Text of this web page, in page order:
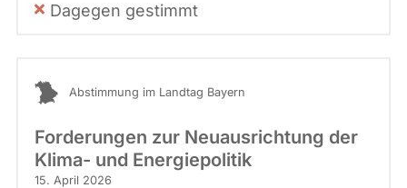
Dagegen gestimmt
Abstimmung im Landtag Bayern
Forderungen zur Neuausrichtung der
Klima- und Energiepolitik
15. April 2026